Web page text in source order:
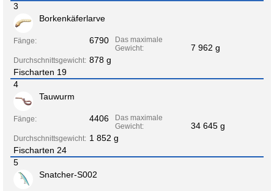
3
Borkenkäferlarve
Fänge: 6790
Das maximale
Gewicht:
7 962 g
Durchschnittsgewicht: 878 g
Fischarten 19
4
Tauwurm
Fänge: 4406
Das maximale
Gewicht:
34 645 g
Durchschnittsgewicht: 1 852 g
Fischarten 24
5
Snatcher-S002